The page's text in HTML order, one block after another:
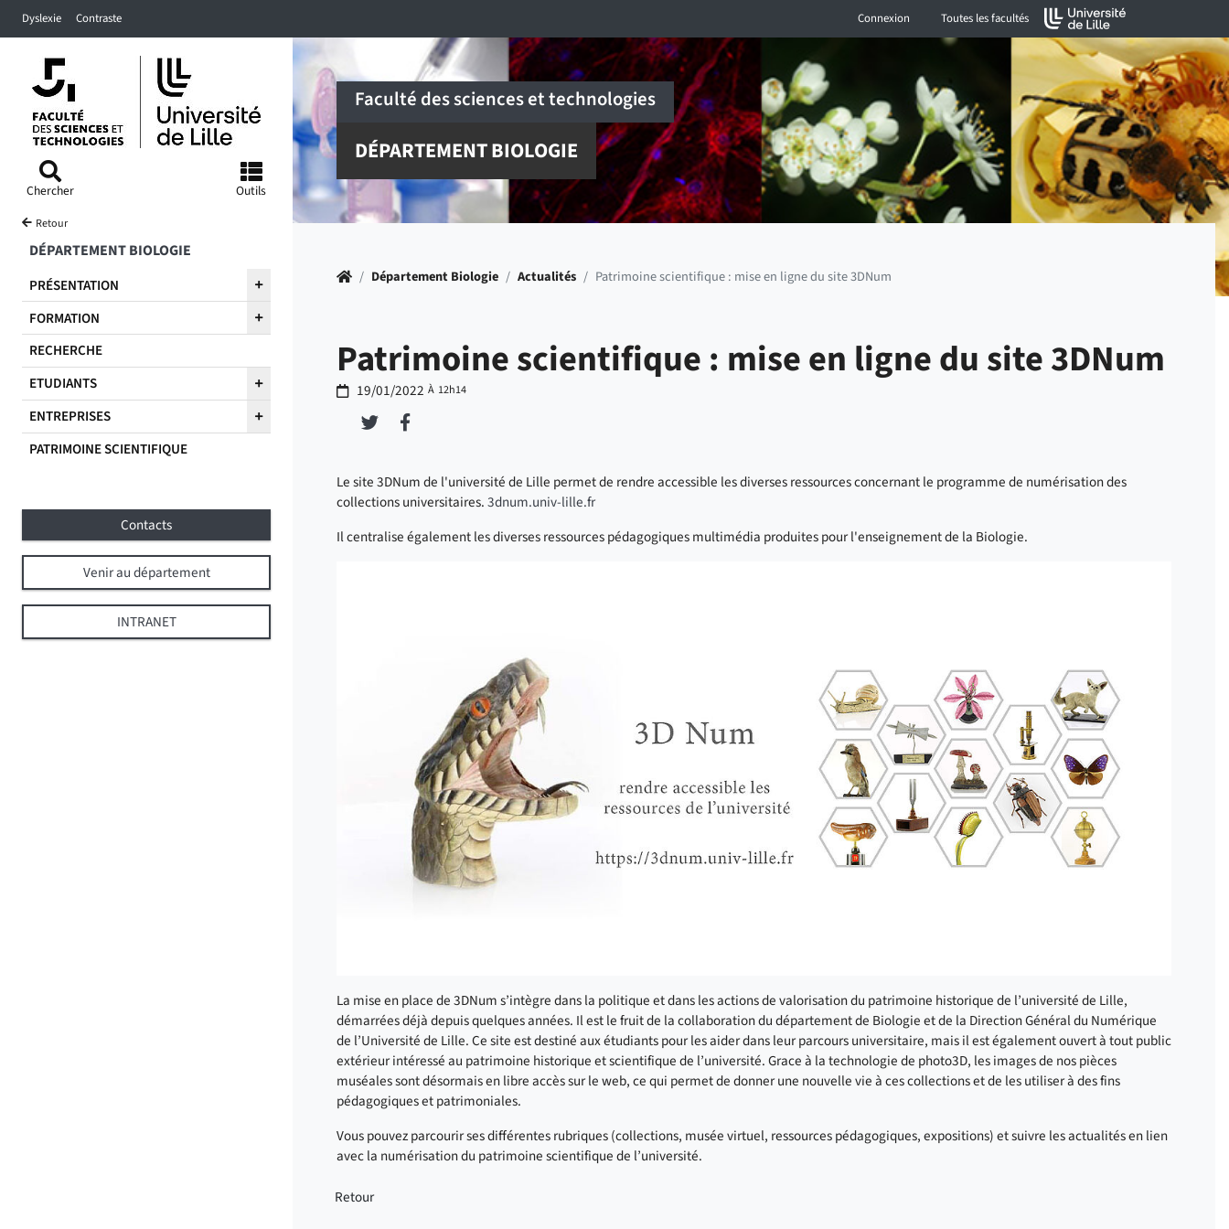
Accéder au menu principal
Accéder à la recherche
Accéder au pied de page
Dyslexie Contraste Connexion Toutes les facultés
Chercher Outils
Retour
DÉPARTEMENT BIOLOGIE
PRÉSENTATION
FORMATION
RECHERCHE
ETUDIANTS
ENTREPRISES
PATRIMOINE SCIENTIFIQUE
Contacts
Venir au département
INTRANET
Faculté des sciences et technologies
DÉPARTEMENT BIOLOGIE
Accueil
/ Département Biologie / Actualités / Patrimoine scientifique : mise en ligne du site 3DNum
Patrimoine scientifique : mise en ligne du site 3DNum
19/01/2022 À 12h14
Partager sur Twitter
Partager sur Facebook
Le site 3DNum de l'université de Lille permet de rendre accessible les diverses ressources concernant le programme de numérisation des
collections universitaires.3dnum.univ-lille.fr
Il centralise également les diverses ressources pédagogiques multimédia produites pour l'enseignement de la Biologie.
La mise en place de 3DNum s’intègre dans la politique et dans les actions de valorisation du patrimoine historique de l’université de Lille,
démarrées déjà depuis quelques années. Il est le fruit de la collaboration du département de Biologie et de la Direction Général du Numérique
de l’Université de Lille. Ce site est destiné aux étudiants pour les aider dans leur parcours universitaire, mais il est également ouvert à tout public
extérieur intéressé au patrimoine historique et scientifique de l’université. Grace à la technologie de photo3D, les images de nos pièces
muséales sont désormais en libre accès sur le web, ce qui permet de donner une nouvelle vie à ces collections et de les utiliser à des fins
pédagogiques et patrimoniales.
Vous pouvez parcourir ses différentes rubriques (collections, musée virtuel, ressources pédagogiques, expositions) et suivre les actualités en lien
avec la numérisation du patrimoine scientifique de l’université.
Retour